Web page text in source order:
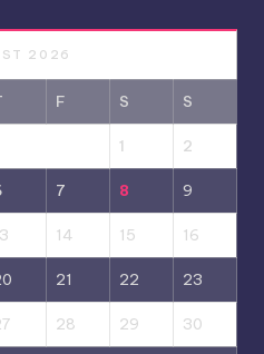
2026
F S S
1 2
7 8 9
14 15 16
21 22 23
28 29 30